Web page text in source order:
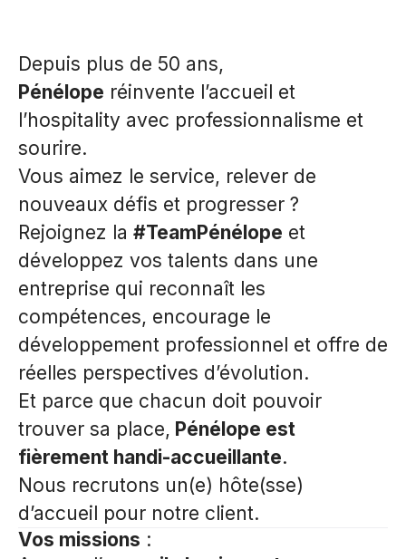
Depuis plus de 50 ans,
Pénélope réinvente l’accueil et
l’hospitality avec professionnalisme et
sourire.
Vous aimez le service, relever de
nouveaux défis et progresser ?
Rejoignez la #TeamPénélope et
développez vos talents dans une
entreprise qui reconnaît les
compétences, encourage le
développement professionnel et offre de
réelles perspectives d’évolution.
Et parce que chacun doit pouvoir
trouver sa place, Pénélope est
fièrement handi-accueillante.
Nous recrutons un(e) hôte(sse)
d’accueil pour notre client.
Vos missions :